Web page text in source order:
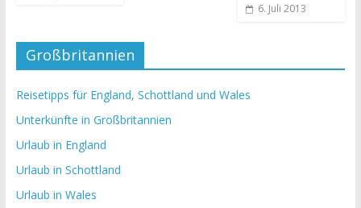
6. Juli 2013
Großbritannien
Reisetipps für England, Schottland und Wales
Unterkünfte in Großbritannien
Urlaub in England
Urlaub in Schottland
Urlaub in Wales